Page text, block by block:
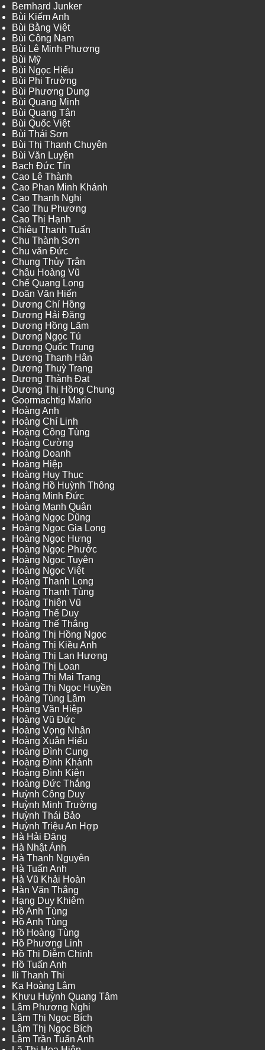
Bernhard Junker
Bùi Kiếm Anh
Bùi Bằng Việt
Bùi Công Nam
Bùi Lê Minh Phương
Bùi Mỹ
Bùi Ngọc Hiếu
Bùi Phi Trường
Bùi Phương Dung
Bùi Quang Minh
Bùi Quang Tân
Bùi Quốc Việt
Bùi Thái Sơn
Bùi Thị Thanh Chuyên
Bùi Văn Luyện
Bạch Đức Tín
Cao Lê Thành
Cao Phan Minh Khánh
Cao Thanh Nghị
Cao Thu Phương
Cao Thị Hạnh
Chiêu Thanh Tuấn
Chu Thành Sơn
Chu văn Đức
Chung Thủy Trân
Châu Hoàng Vũ
Chế Quang Long
Doãn Văn Hiến
Dương Chí Hồng
Dương Hải Đăng
Dương Hồng Lãm
Dương Ngọc Tú
Dương Quốc Trung
Dương Thanh Hân
Dương Thuỳ Trang
Dương Thành Đạt
Dương Thị Hồng Chung
Goormachtig Mario
Hoàng Anh
Hoàng Chí Linh
Hoàng Công Tùng
Hoàng Cường
Hoàng Doanh
Hoàng Hiệp
Hoàng Huy Thục
Hoàng Hồ Huỳnh Thông
Hoàng Minh Đức
Hoàng Mạnh Quân
Hoàng Ngọc Dũng
Hoàng Ngọc Gia Long
Hoàng Ngọc Hưng
Hoàng Ngọc Phước
Hoàng Ngọc Tuyên
Hoàng Ngọc Việt
Hoàng Thanh Long
Hoàng Thanh Tùng
Hoàng Thiên Vũ
Hoàng Thế Duy
Hoàng Thế Thắng
Hoàng Thị Hồng Ngọc
Hoàng Thị Kiều Anh
Hoàng Thị Lan Hương
Hoàng Thị Loan
Hoàng Thị Mai Trang
Hoàng Thị Ngọc Huyền
Hoàng Tùng Lâm
Hoàng Văn Hiệp
Hoàng Vũ Đức
Hoàng Vọng Nhân
Hoàng Xuân Hiếu
Hoàng Đình Cung
Hoàng Đình Khánh
Hoàng Đình Kiên
Hoàng Đức Thắng
Huỳnh Công Duy
Huỳnh Minh Trường
Huỳnh Thái Bảo
Huỳnh Triệu An Hợp
Hà Hải Đăng
Hà Nhật Ánh
Hà Thanh Nguyên
Hà Tuấn Anh
Hà Vũ Khải Hoàn
Hàn Văn Thắng
Hạng Duy Khiêm
Hồ Anh Tùng
Hồ Anh Tùng
Hồ Hoàng Tùng
Hồ Phương Linh
Hồ Thị Diễm Chinh
Hồ Tuấn Anh
Ili Thanh Thi
Ka Hoàng Lâm
Khưu Huỳnh Quang Tâm
Lâm Phương Nghi
Lâm Thị Ngọc Bích
Lâm Thị Ngọc Bích
Lâm Trần Tuấn Anh